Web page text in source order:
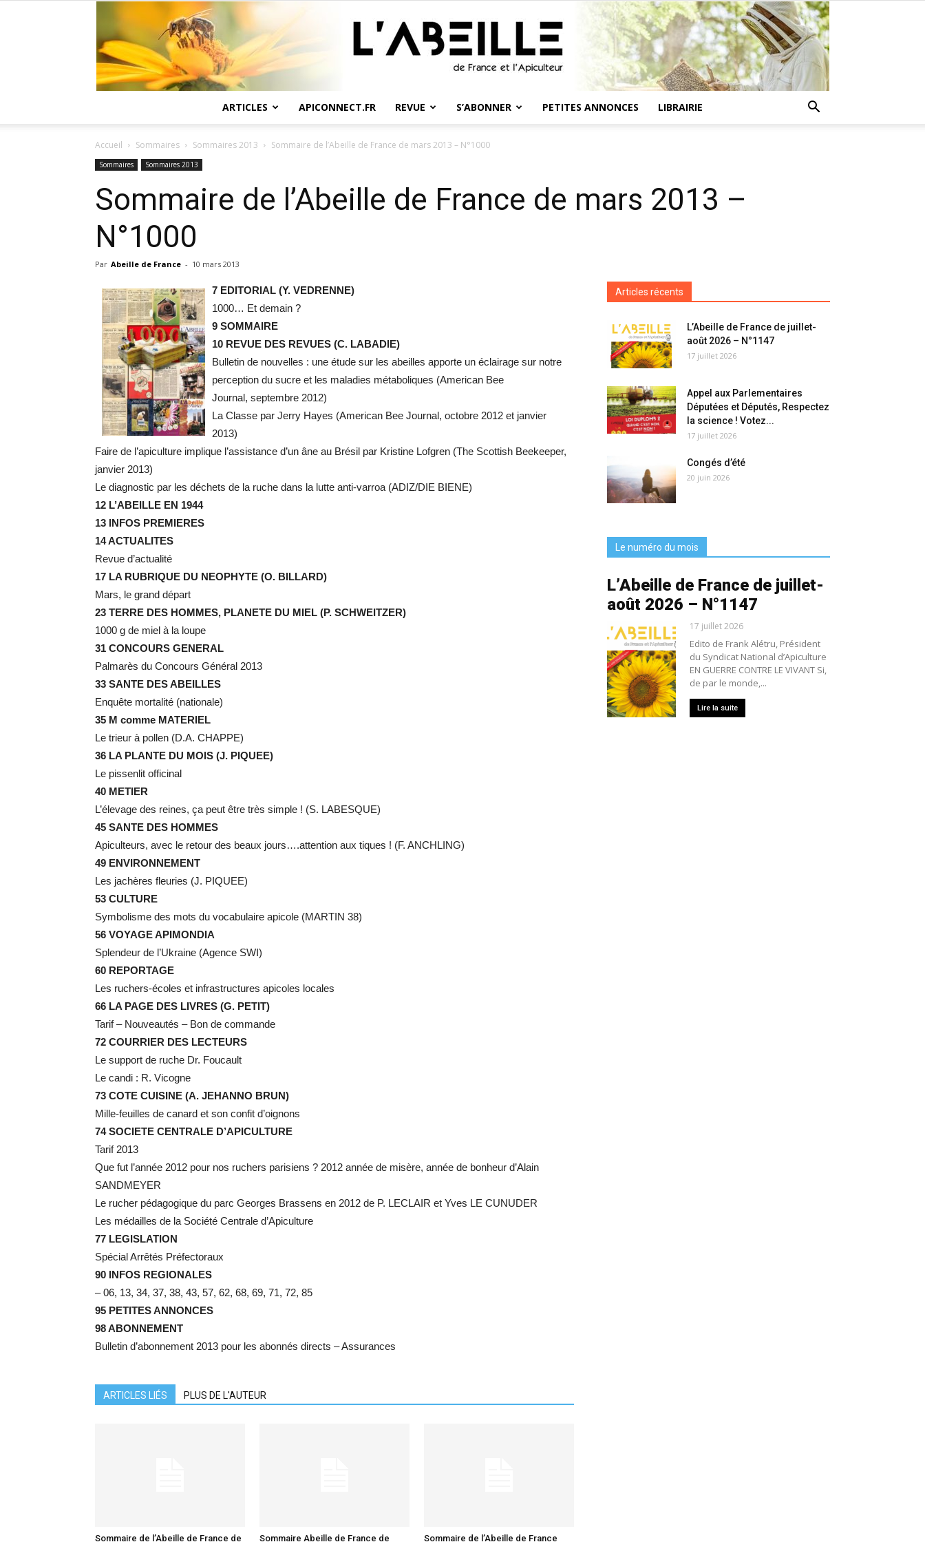
ARTICLES APICONNECT.FR REVUE S’ABONNER PETITES ANNONCES LIBRAIRIE
Accueil Sommaires Sommaires 2013 Sommaire de l’Abeille de France de mars 2013 – N°1000
Sommaires Sommaires 2013
Sommaire de l’Abeille de France de mars 2013 –
N°1000
Par Abeille de France - 10 mars 2013
7 EDITORIAL (Y. VEDRENNE)
1000… Et demain ?
9 SOMMAIRE
10 REVUE DES REVUES (C. LABADIE)
Bulletin de nouvelles : une étude sur les abeilles apporte un éclairage sur notre
perception du sucre et les maladies métaboliques (American Bee
Journal, septembre 2012)
La Classe par Jerry Hayes (American Bee Journal, octobre 2012 et janvier
2013)
Faire de l’apiculture implique l’assistance d’un âne au Brésil par Kristine Lofgren (The Scottish Beekeeper,
janvier 2013)
Le diagnostic par les déchets de la ruche dans la lutte anti-varroa (ADIZ/DIE BIENE)
12 L’ABEILLE EN 1944
13 INFOS PREMIERES
14 ACTUALITES
Revue d’actualité
17 LA RUBRIQUE DU NEOPHYTE (O. BILLARD)
Mars, le grand départ
23 TERRE DES HOMMES, PLANETE DU MIEL (P. SCHWEITZER)
1000 g de miel à la loupe
31 CONCOURS GENERAL
Palmarès du Concours Général 2013
33 SANTE DES ABEILLES
Enquête mortalité (nationale)
35 M comme MATERIEL
Le trieur à pollen (D.A. CHAPPE)
36 LA PLANTE DU MOIS (J. PIQUEE)
Le pissenlit officinal
40 METIER
L’élevage des reines, ça peut être très simple ! (S. LABESQUE)
45 SANTE DES HOMMES
Apiculteurs, avec le retour des beaux jours….attention aux tiques ! (F. ANCHLING)
49 ENVIRONNEMENT
Les jachères fleuries (J. PIQUEE)
53 CULTURE
Symbolisme des mots du vocabulaire apicole (MARTIN 38)
56 VOYAGE APIMONDIA
Splendeur de l’Ukraine (Agence SWI)
60 REPORTAGE
Les ruchers-écoles et infrastructures apicoles locales
66 LA PAGE DES LIVRES (G. PETIT)
Tarif – Nouveautés – Bon de commande
72 COURRIER DES LECTEURS
Le support de ruche Dr. Foucault
Le candi : R. Vicogne
73 COTE CUISINE (A. JEHANNO BRUN)
Mille-feuilles de canard et son confit d’oignons
74 SOCIETE CENTRALE D’APICULTURE
Tarif 2013
Que fut l’année 2012 pour nos ruchers parisiens ? 2012 année de misère, année de bonheur d’Alain
SANDMEYER
Le rucher pédagogique du parc Georges Brassens en 2012 de P. LECLAIR et Yves LE CUNUDER
Les médailles de la Société Centrale d’Apiculture
77 LEGISLATION
Spécial Arrêtés Préfectoraux
90 INFOS REGIONALES
– 06, 13, 34, 37, 38, 43, 57, 62, 68, 69, 71, 72, 85
95 PETITES ANNONCES
98 ABONNEMENT
Bulletin d’abonnement 2013 pour les abonnés directs – Assurances
ARTICLES LIÉS PLUS DE L'AUTEUR
Sommaire de l’Abeille de France de Sommaire Abeille de France de Sommaire de l’Abeille de France
Articles récents
L’Abeille de France de juillet-
août 2026 – N°1147
17 juillet 2026
Appel aux Parlementaires
Députées et Députés, Respectez
la science ! Votez...
17 juillet 2026
Congés d’été
20 juin 2026
Le numéro du mois
L’Abeille de France de juillet-
août 2026 – N°1147
17 juillet 2026
Edito de Frank Alétru, Président
du Syndicat National d’Apiculture
EN GUERRE CONTRE LE VIVANT Si,
de par le monde,...
Lire la suite